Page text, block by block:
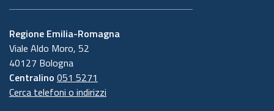
Regione Emilia-Romagna
Viale Aldo Moro, 52
40127 Bologna
Centralino 051 5271
Cerca telefoni o indirizzi